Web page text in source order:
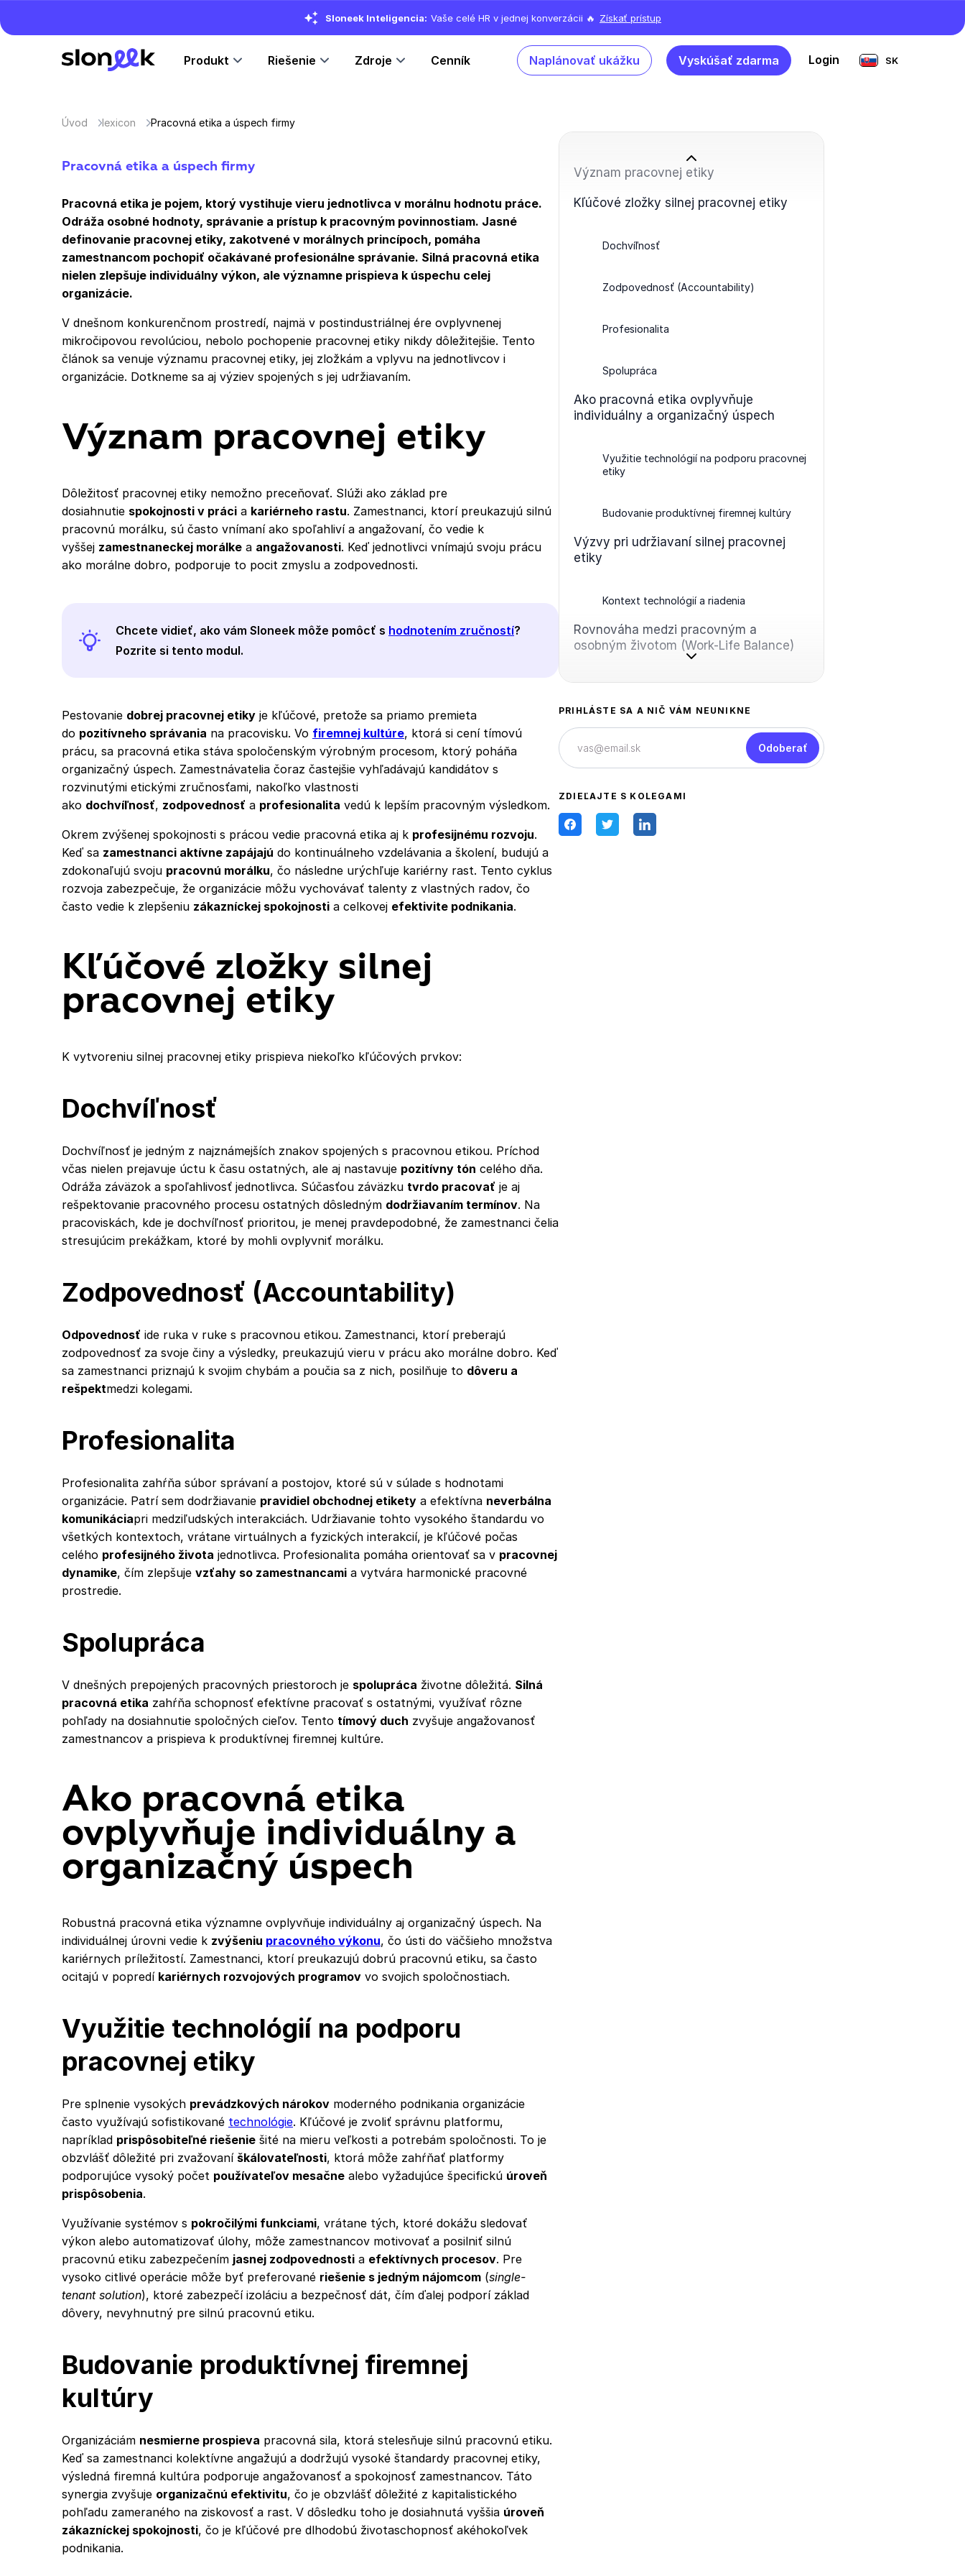
Sloneek Inteligencia: Vaše celé HR v jednej konverzácii 🔥 Získať prístup
Produkt Riešenie Zdroje Cenník Naplánovať ukážku Vyskúšať zdarma Login SK
Úvod lexicon Pracovná etika a úspech firmy
Pracovná etika a úspech firmy
Pracovná etika je pojem, ktorý vystihuje vieru jednotlivca v morálnu hodnotu práce.
Odráža osobné hodnoty, správanie a prístup k pracovným povinnostiam. Jasné
definovanie pracovnej etiky, zakotvené v morálnych princípoch, pomáha
zamestnancom pochopiť očakávané profesionálne správanie. Silná pracovná etika
nielen zlepšuje individuálny výkon, ale významne prispieva k úspechu celej
organizácie.
V dnešnom konkurenčnom prostredí, najmä v postindustriálnej ére ovplyvnenej
mikročipovou revolúciou, nebolo pochopenie pracovnej etiky nikdy dôležitejšie. Tento
článok sa venuje významu pracovnej etiky, jej zložkám a vplyvu na jednotlivcov i
organizácie. Dotkneme sa aj výziev spojených s jej udržiavaním.
Význam pracovnej etiky
Dôležitosť pracovnej etiky nemožno preceňovať. Slúži ako základ pre
dosiahnutie spokojnosti v práci a kariérneho rastu. Zamestnanci, ktorí preukazujú silnú
pracovnú morálku, sú často vnímaní ako spoľahliví a angažovaní, čo vedie k
vyššej zamestnaneckej morálke a angažovanosti. Keď jednotlivci vnímajú svoju prácu
ako morálne dobro, podporuje to pocit zmyslu a zodpovednosti.
Chcete vidieť, ako vám Sloneek môže pomôcť s hodnotením zručností?
Pozrite si tento modul.
Pestovanie dobrej pracovnej etiky je kľúčové, pretože sa priamo premieta
do pozitívneho správania na pracovisku. Vo firemnej kultúre, ktorá si cení tímovú
prácu, sa pracovná etika stáva spoločenským výrobným procesom, ktorý poháňa
organizačný úspech. Zamestnávatelia čoraz častejšie vyhľadávajú kandidátov s
rozvinutými etickými zručnosťami, nakoľko vlastnosti
ako dochvíľnosť, zodpovednosť a profesionalita vedú k lepším pracovným výsledkom.
Okrem zvýšenej spokojnosti s prácou vedie pracovná etika aj k profesijnému rozvoju.
Keď sa zamestnanci aktívne zapájajú do kontinuálneho vzdelávania a školení, budujú a
zdokonaľujú svoju pracovnú morálku, čo následne urýchľuje kariérny rast. Tento cyklus
rozvoja zabezpečuje, že organizácie môžu vychovávať talenty z vlastných radov, čo
často vedie k zlepšeniu zákazníckej spokojnosti a celkovej efektivite podnikania.
Kľúčové zložky silnej
pracovnej etiky
K vytvoreniu silnej pracovnej etiky prispieva niekoľko kľúčových prvkov:
Dochvíľnosť
Dochvíľnosť je jedným z najznámejších znakov spojených s pracovnou etikou. Príchod
včas nielen prejavuje úctu k času ostatných, ale aj nastavuje pozitívny tón celého dňa.
Odráža záväzok a spoľahlivosť jednotlivca. Súčasťou záväzku tvrdo pracovať je aj
rešpektovanie pracovného procesu ostatných dôsledným dodržiavaním termínov. Na
pracoviskách, kde je dochvíľnosť prioritou, je menej pravdepodobné, že zamestnanci čelia
stresujúcim prekážkam, ktoré by mohli ovplyvniť morálku.
Zodpovednosť (Accountability)
Odpovednosť ide ruka v ruke s pracovnou etikou. Zamestnanci, ktorí preberajú
zodpovednosť za svoje činy a výsledky, preukazujú vieru v prácu ako morálne dobro. Keď
sa zamestnanci priznajú k svojim chybám a poučia sa z nich, posilňuje to dôveru a
rešpektmedzi kolegami.
Profesionalita
Profesionalita zahŕňa súbor správaní a postojov, ktoré sú v súlade s hodnotami
organizácie. Patrí sem dodržiavanie pravidiel obchodnej etikety a efektívna neverbálna
komunikáciapri medziľudských interakciách. Udržiavanie tohto vysokého štandardu vo
všetkých kontextoch, vrátane virtuálnych a fyzických interakcií, je kľúčové počas
celého profesijného života jednotlivca. Profesionalita pomáha orientovať sa v pracovnej
dynamike, čím zlepšuje vzťahy so zamestnancami a vytvára harmonické pracovné
prostredie.
Spolupráca
V dnešných prepojených pracovných priestoroch je spolupráca životne dôležitá. Silná
pracovná etika zahŕňa schopnosť efektívne pracovať s ostatnými, využívať rôzne
pohľady na dosiahnutie spoločných cieľov. Tento tímový duch zvyšuje angažovanosť
zamestnancov a prispieva k produktívnej firemnej kultúre.
Ako pracovná etika
ovplyvňuje individuálny a
organizačný úspech
Robustná pracovná etika významne ovplyvňuje individuálny aj organizačný úspech. Na
individuálnej úrovni vedie k zvýšeniu pracovného výkonu, čo ústi do väčšieho množstva
kariérnych príležitostí. Zamestnanci, ktorí preukazujú dobrú pracovnú etiku, sa často
ocitajú v popredí kariérnych rozvojových programov vo svojich spoločnostiach.
Využitie technológií na podporu
pracovnej etiky
Pre splnenie vysokých prevádzkových nárokov moderného podnikania organizácie
často využívajú sofistikované technológie. Kľúčové je zvoliť správnu platformu,
napríklad prispôsobiteľné riešenie šité na mieru veľkosti a potrebám spoločnosti. To je
obzvlášť dôležité pri zvažovaní škálovateľnosti, ktorá môže zahŕňať platformy
podporujúce vysoký počet používateľov mesačne alebo vyžadujúce špecifickú úroveň
prispôsobenia.
Využívanie systémov s pokročilými funkciami, vrátane tých, ktoré dokážu sledovať
výkon alebo automatizovať úlohy, môže zamestnancov motivovať a posilniť silnú
pracovnú etiku zabezpečením jasnej zodpovednosti a efektívnych procesov. Pre
vysoko citlivé operácie môže byť preferované riešenie s jedným nájomcom (single-
tenant solution), ktoré zabezpečí izoláciu a bezpečnosť dát, čím ďalej podporí základ
dôvery, nevyhnutný pre silnú pracovnú etiku.
Budovanie produktívnej firemnej
kultúry
Organizáciám nesmierne prospieva pracovná sila, ktorá stelesňuje silnú pracovnú etiku.
Keď sa zamestnanci kolektívne angažujú a dodržujú vysoké štandardy pracovnej etiky,
výsledná firemná kultúra podporuje angažovanosť a spokojnosť zamestnancov. Táto
synergia zvyšuje organizačnú efektivitu, čo je obzvlášť dôležité z kapitalistického
pohľadu zameraného na ziskovosť a rast. V dôsledku toho je dosiahnutá vyššia úroveň
zákazníckej spokojnosti, čo je kľúčové pre dlhodobú životaschopnosť akéhokoľvek
podnikania.
Význam pracovnej etiky
Kľúčové zložky silnej pracovnej etiky
Dochvíľnosť
Zodpovednosť (Accountability)
Profesionalita
Spolupráca
Ako pracovná etika ovplyvňuje
individuálny a organizačný úspech
Využitie technológií na podporu pracovnej
etiky
Budovanie produktívnej firemnej kultúry
Výzvy pri udržiavaní silnej pracovnej
etiky
Kontext technológií a riadenia
Rovnováha medzi pracovným a
osobným životom (Work-Life Balance)
PRIHLÁSTE SA A NIČ VÁM NEUNIKNE
Odoberať
ZDIEĽAJTE S KOLEGAMI